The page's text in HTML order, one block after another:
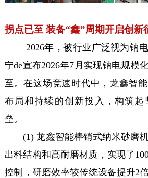
拐点已至 装备“鑫”周期开启创新
2026年，被行业广泛视为钠电
宁de宣布2026年7月实现钠电规模
至。在这场竞速时代中，龙鑫智
布局和持续的创新投入，构筑起
垒。
(1) 龙鑫智能棒销式纳米砂磨机
出料结构和高耐磨材质，实现了
控制，研磨效率较传统设备提升2